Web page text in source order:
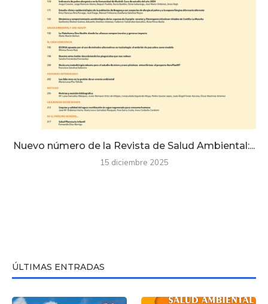
Nuevo número de la Revista de Salud Ambiental:...
15 diciembre 2025
ÚLTIMAS ENTRADAS